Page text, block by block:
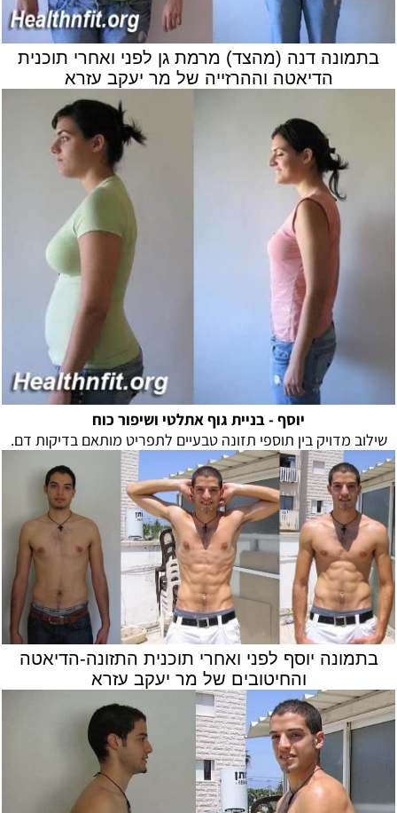
בתמונה דנה (מהצד) מרמת גן לפני ואחרי תוכנית
הדיאטה וההרזייה של מר יעקב עזרא
יוסף -בניית גוף אתלטי ושיפור כוח
שילוב מדויק בין תוספי תזונה טבעיים לתפריט מותאם בדיקות דם.
בתמונה יוסף לפני ואחרי תוכנית התזונה-הדיאטה
והחיטובים של מר יעקב עזרא